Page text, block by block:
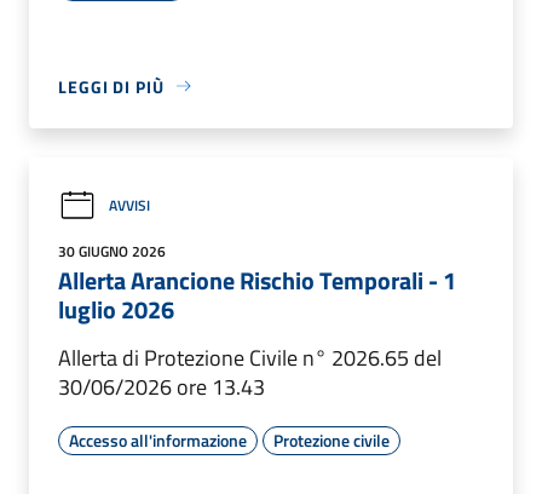
LEGGI DI PIÙ
AVVISI
30 GIUGNO 2026
Allerta Arancione Rischio Temporali - 1
luglio 2026
Allerta di Protezione Civile n° 2026.65 del
30/06/2026 ore 13.43
Accesso all'informazione Protezione civile